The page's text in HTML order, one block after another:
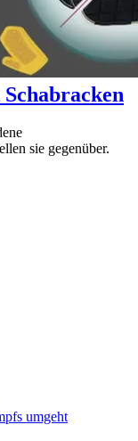
sie gegenüber.
umgeht